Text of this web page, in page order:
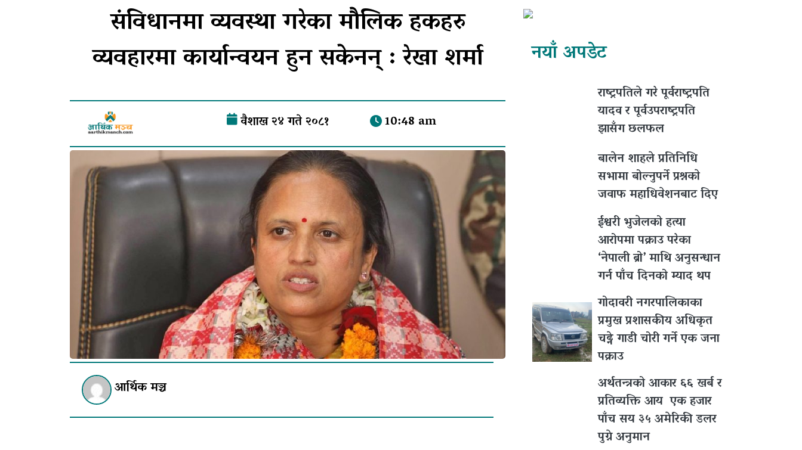
संविधानमा व्यवस्था गरेका मौलिक हकहरु
व्यवहारमा कार्यान्वयन हुन सकेनन् : रेखा शर्मा
वैशाख २४ गते २०८१ 10:48 am
आर्थिक मञ्च
नयाँ अपडेट
राष्ट्रपतिले गरे पूर्वराष्ट्रपति
यादव र पूर्वउपराष्ट्रपति
झासँग छलफल
बालेन शाहले प्रतिनिधि
सभामा बोल्नुपर्ने प्रश्नकाे
जवाफ महाधिवेशनबाट दिए
ईश्वरी भुजेलको हत्या
आरोपमा पक्राउ परेका
‘नेपाली ब्रो’ माथि अनुसन्धान
गर्न पाँच दिनको म्याद थप
गोदावरी नगरपालिकाका
प्रमुख प्रशासकीय अधिकृत
चढ्ने गाडी चोरी गर्ने एक जना
पक्राउ
अर्थतन्त्रको आकार ६६ खर्ब र
प्रतिव्यक्ति आय एक हजार
पाँच सय ३५ अमेरिकी डलर
पुग्ने अनुमान